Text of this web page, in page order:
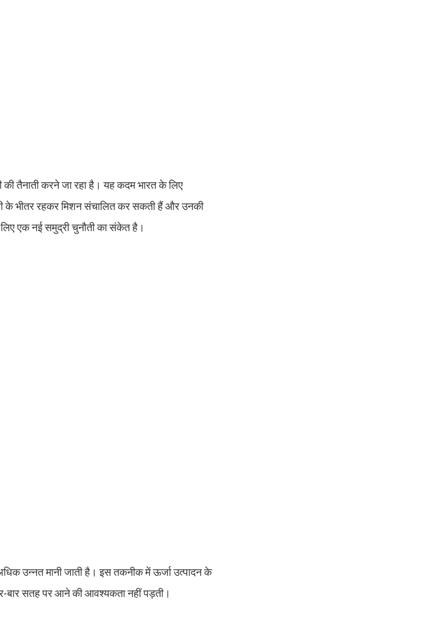
की तैनाती करने जा रहा है। यह कदम भारत के लिए
के भीतर रहकर मिशन संचालित कर सकती हैं और उनकी
एक नई समुद्री चुनौती का संकेत है।
उन्नत मानी जाती है। इस तकनीक में ऊर्जा उत्पादन के
बार सतह पर आने की आवश्यकता नहीं पड़ती।